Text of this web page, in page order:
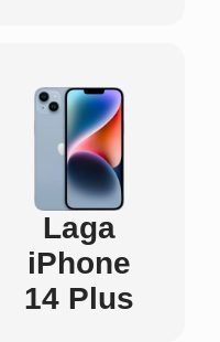
Laga
iPhone
14 Plus